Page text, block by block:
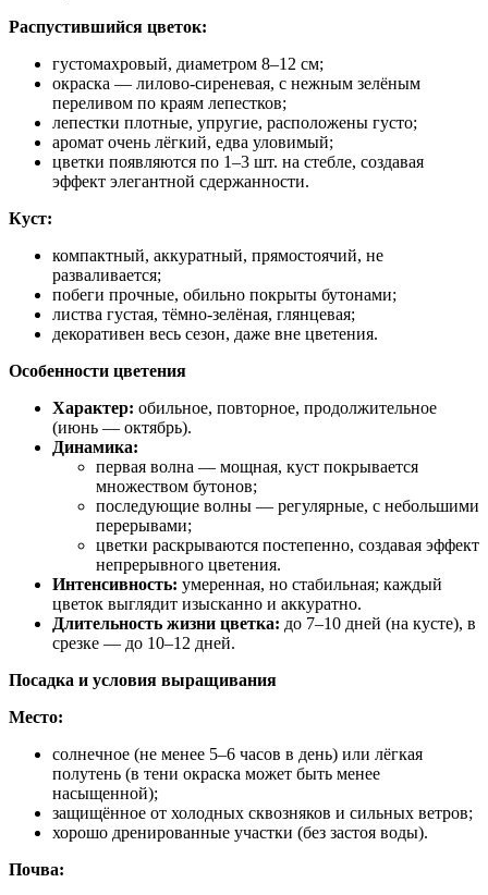
Распустившийся цветок:
густомахровый, диаметром 8–12 см;
окраска — лилово‑сиреневая, с нежным зелёным
переливом по краям лепестков;
лепестки плотные, упругие, расположены густо;
аромат очень лёгкий, едва уловимый;
цветки появляются по 1–3 шт. на стебле, создавая
эффект элегантной сдержанности.
Куст:
компактный, аккуратный, прямостоячий, не
разваливается;
побеги прочные, обильно покрыты бутонами;
листва густая, тёмно‑зелёная, глянцевая;
декоративен весь сезон, даже вне цветения.
Особенности цветения
Характер: обильное, повторное, продолжительное
(июнь — октябрь).
Динамика:
первая волна — мощная, куст покрывается
множеством бутонов;
последующие волны — регулярные, с небольшими
перерывами;
цветки раскрываются постепенно, создавая эффект
непрерывного цветения.
Интенсивность: умеренная, но стабильная; каждый
цветок выглядит изысканно и аккуратно.
Длительность жизни цветка: до 7–10 дней (на кусте), в
срезке — до 10–12 дней.
Посадка и условия выращивания
Место:
солнечное (не менее 5–6 часов в день) или лёгкая
полутень (в тени окраска может быть менее
насыщенной);
защищённое от холодных сквозняков и сильных ветров;
хорошо дренированные участки (без застоя воды).
Почва: